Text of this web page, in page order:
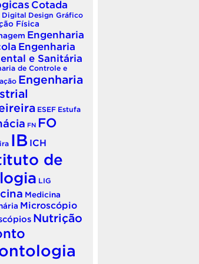
Cotada
Digital Design Gráfico
Física
Engenharia
Engenharia
e Sanitária
de Controle e
Engenharia
ESEF Estufa
FN FO
IB ICH
de
LIG
Medicina
Microscópio
Nutrição